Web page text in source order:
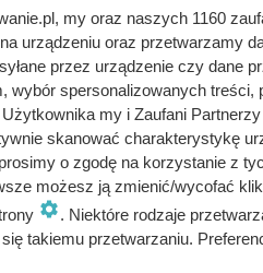
Podpowiadamy! Poznaj
my oraz naszych 1160
urządzeniu oraz przetwarzamy
przez urządzenie czy dane
wybór spersonalizowanych treści,
Użytkownika my i Zaufani
skanować charakterystykę
o zgodę na korzystanie z
możesz ją zmienić/wycofać
. Niektóre rodzaje
takiemu przetwarzaniu.